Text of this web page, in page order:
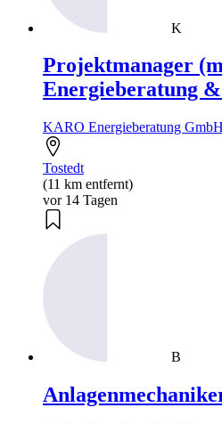
K
Projektmanager
Energieberatung
KARO Energieberatung GmbH
Tostedt
(11 km entfernt)
vor 14 Tagen
B